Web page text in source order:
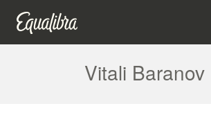
Vitali Baranov